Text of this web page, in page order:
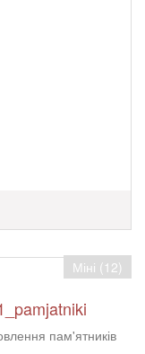
Міні (12)
пам'ятників